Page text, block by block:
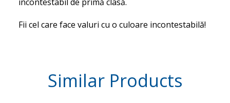
Fii cel care face valuri cu o culoare incontestabilă!
Similar Products